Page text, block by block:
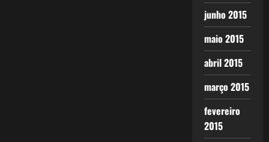
junho 2015
maio 2015
abril 2015
março 2015
fevereiro
2015